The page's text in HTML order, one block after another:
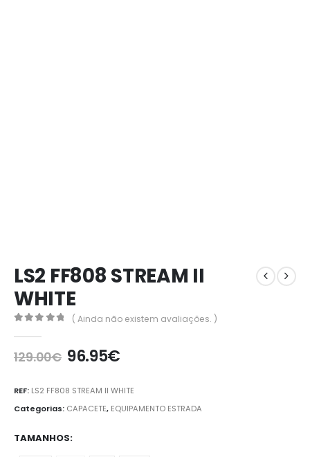
LS2 FF808 STREAM II
WHITE
( Ainda não existem avaliações. )
129.00€ 96.95€
REF: LS2 FF808 STREAM II WHITE
Categorias: CAPACETE, EQUIPAMENTO ESTRADA
TAMANHOS